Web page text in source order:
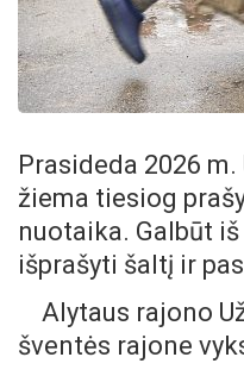
Prasideda 2026 m.
žiema tiesiog
nuotaika. Galbūt
išprašyti šaltį ir
Alytaus rajono
šventės rajone